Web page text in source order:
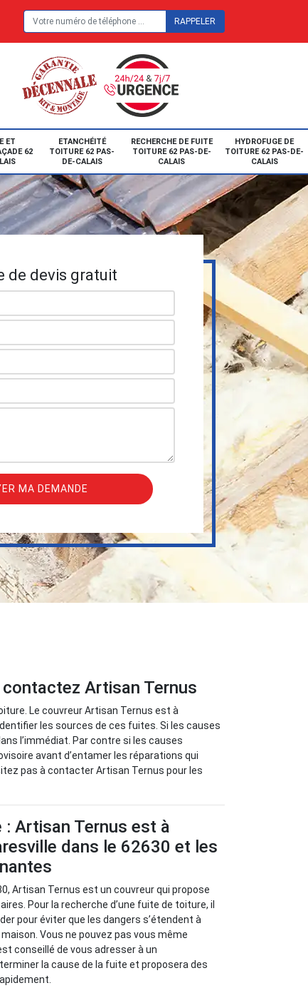
ET
62
ETANCHÉITÉ
TOITURE 62 PAS-
DE-CALAIS
RECHERCHE DE FUITE
TOITURE 62 PAS-DE-
CALAIS
HYDROFUGE DE
TOITURE 62 PAS-DE-
CALAIS
de devis gratuit
Artisan Ternus
Le couvreur Artisan Ternus est à
les sources de ces fuites. Si les causes
l’immédiat. Par contre si les causes
avant d’entamer les réparations qui
pas à contacter Artisan Ternus pour les
Artisan Ternus est à
dans le 62630 et les
Artisan Ternus est un couvreur qui propose
Pour la recherche d’une fuite de toiture, il
pour éviter que les dangers s’étendent à
Vous ne pouvez pas vous même
conseillé de vous adresser à un
la cause de la fuite et proposera des